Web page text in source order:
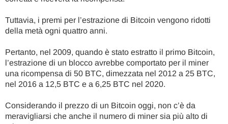
Tuttavia, i premi per l’estrazione di Bitcoin vengono ridotti
della metà ogni quattro anni.
Pertanto, nel 2009, quando è stato estratto il primo Bitcoin,
l’estrazione di un blocco avrebbe comportato per il miner
una ricompensa di 50 BTC, dimezzata nel 2012 a 25 BTC,
nel 2016 a 12,5 BTC e a 6,25 BTC nel 2020.
Considerando il prezzo di un Bitcoin oggi, non c’è da
meravigliarsi che anche il numero di miner sia più alto di